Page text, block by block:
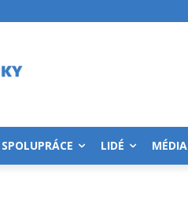
SPOLUPRÁCE LIDÉ MÉDIA